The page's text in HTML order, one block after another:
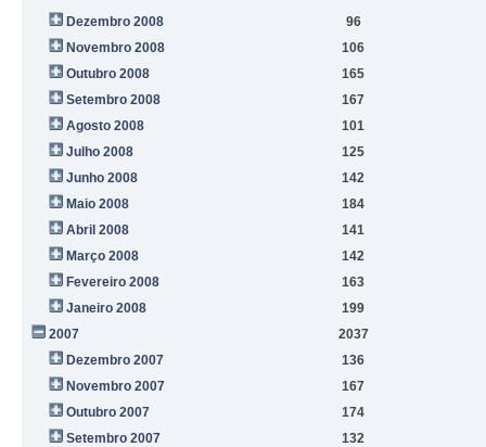
Dezembro 2008
96
Novembro 2008
106
Outubro 2008
165
Setembro 2008
167
Agosto 2008
101
Julho 2008
125
Junho 2008
142
Maio 2008
184
Abril 2008
141
Março 2008
142
Fevereiro 2008
163
Janeiro 2008
199
2007
2037
Dezembro 2007
136
Novembro 2007
167
Outubro 2007
174
Setembro 2007
132